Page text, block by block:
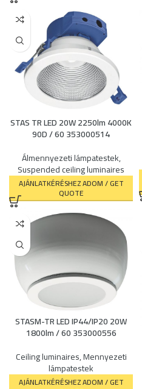
STAS TR LED 20W 2250lm 4000K
90D / 60 353000514
Álmennyezeti lámpatestek,
Suspended ceiling luminaires
AJÁNLATKÉRÉSHEZ ADOM / GET
QUOTE
STASM-TR LED IP44/IP20 20W
1800lm / 60 353000556
Ceiling luminaires,Mennyezeti
lámpatestek
AJÁNLATKÉRÉSHEZ ADOM / GET